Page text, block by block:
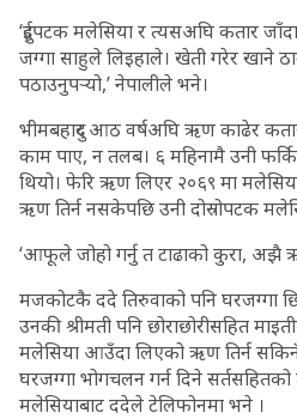
‘दुईपटक मलेसिया र त्यसअघि कतार
जग्गा साहुले लिइहाले। खेती गरेर खाने
पठाउनुपर्‍यो,’ नेपालीले भने।
भीमबहादुर आठ वर्षअघि ऋण काढेर
काम पाए, न तलब। ६ महिनामै उनी
थियो। फेरि ऋण लिएर २०६९ मा
ऋण तिर्न नसकेपछि उनी दोस्रोपटक
‘आफूले जोहो गर्नु त टाढाको कुरा, अझै
मजकोटकै ददे तिरुवाको पनि घरजग्गा
उनकी श्रीमती पनि छोराछोरीसहित
मलेसिया आउँदा लिएको ऋण तिर्न
घरजग्गा भोगचलन गर्न दिने
मलेसियाबाट ददेले टेलिफोनमा भने ।